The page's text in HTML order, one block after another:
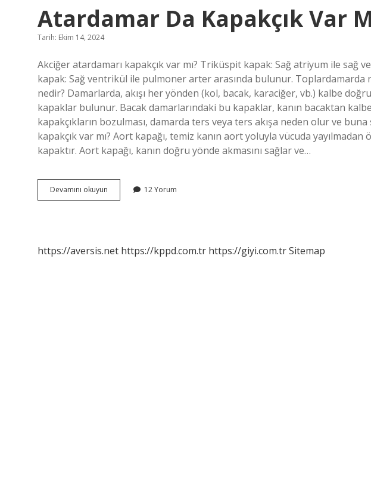
Atardamar Da Kapakçık Var
Tarih: Ekim 14, 2024
Akciğer atardamarı kapakçık var mı? Triküspit kapak: Sağ atriyum ile sağ
kapak: Sağ ventrikül ile pulmoner arter arasında bulunur. Toplardamarda
nedir? Damarlarda, akışı her yönden (kol, bacak, karaciğer, vb.) kalbe
kapaklar bulunur. Bacak damarlarındaki bu kapaklar, kanın bacaktan
kapakçıkların bozulması, damarda ters veya ters akışa neden olur ve buna
kapakçık var mı? Aort kapağı, temiz kanın aort yoluyla vücuda
kapaktır. Aort kapağı, kanın doğru yönde akmasını sağlar ve…
Devamını okuyun Atardamar
Da
12 Yorum
https://aversis.net https://kppd.com.tr https://giyi.com.trSitemap